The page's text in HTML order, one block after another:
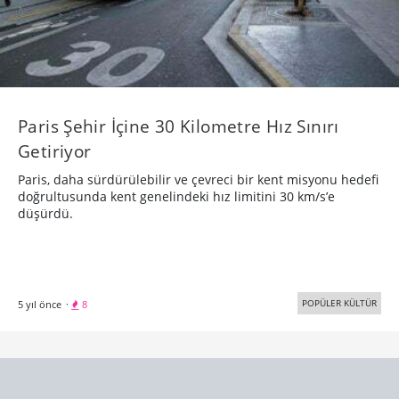
Paris Şehir İçine 30 Kilometre Hız Sınırı
Getiriyor
Paris, daha sürdürülebilir ve çevreci bir kent misyonu hedefi
doğrultusunda kent genelindeki hız limitini 30 km/s’e
düşürdü.
5 yıl önce · 8 POPÜLER KÜLTÜR